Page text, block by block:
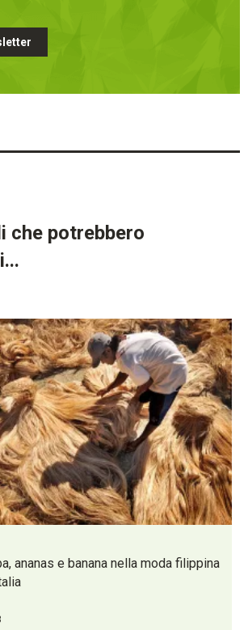
che potrebbero
ananas e banana nella moda filippina